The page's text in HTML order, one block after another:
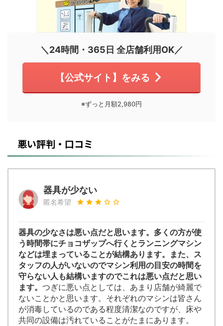
＼24時間・365日 全店舗利用OK／
【公式サイト】をみる
※ずっと月額2,980円
悪い評判・口コミ
器具が少ない
匿名希望
器具の少なさは悪い点だと思います。多くの方が使
う時間帯にチョコザップへ行くとランニングマシン
などは埋まっていることが結構あります。また、ス
タッフの人がいないのでマシン利用の目安の時間を
守らない人も結構いますのでこれは悪い点だと思い
ます。 つぎに悪い点としては、あまり店舗が綺麗で
ないことかと思います。それぞれのマシンは皆さん
が消毒しているのである程度清潔なのですが、床や
共同の設備は汚れていることがたまにあります。